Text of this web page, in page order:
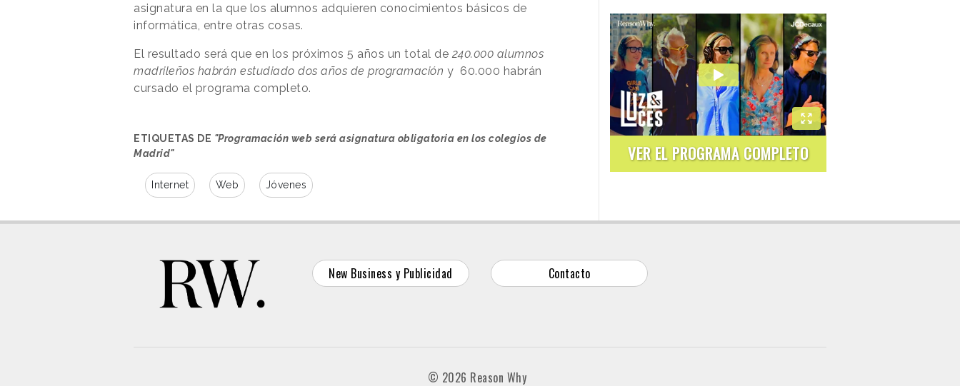
asignatura en la que los alumnos adquieren conocimientos básicos de
informática, entre otras cosas.
El resultado será que en los próximos 5 años un total de 240.000 alumnos
madrileños habrán estudiado dos años de programación y 60.000 habrán
cursado el programa completo.
ETIQUETAS DE "Programación web será asignatura obligatoria en los colegios de
Madrid"
Internet Web Jóvenes
VER EL PROGRAMA COMPLETO
New Business y Publicidad Contacto
© 2026 Reason Why